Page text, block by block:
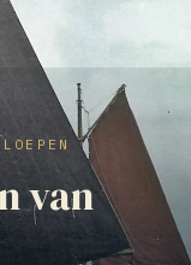
van